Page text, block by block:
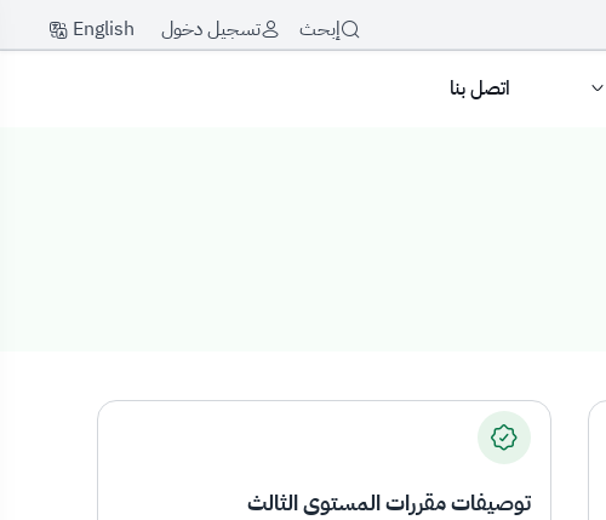
إبحث تسجيل دخول English
اتصل بنا
توصيفات مقررات المستوى الثالث